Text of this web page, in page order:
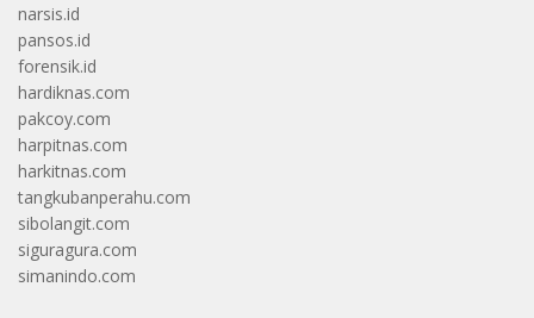
narsis.id
pansos.id
forensik.id
hardiknas.com
pakcoy.com
harpitnas.com
harkitnas.com
tangkubanperahu.com
sibolangit.com
siguragura.com
simanindo.com